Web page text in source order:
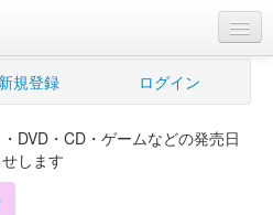
新規登録 ログイン
DVD・CD・ゲームなどの発売日
します